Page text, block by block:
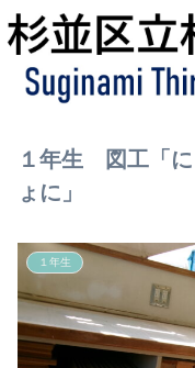
１年生 図工「に
ょに」
１年生